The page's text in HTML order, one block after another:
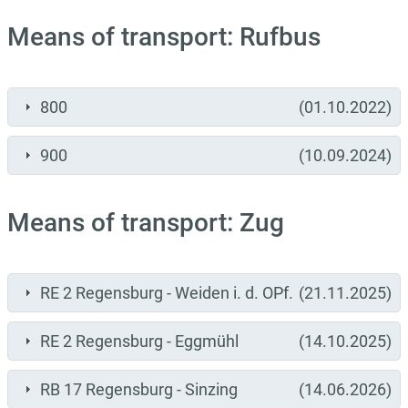
Means of transport: Rufbus
800 (01.10.2022)
900 (10.09.2024)
Means of transport: Zug
RE 2 Regensburg - Weiden i. d. OPf. (21.11.2025)
RE 2 Regensburg - Eggmühl (14.10.2025)
RB 17 Regensburg - Sinzing (14.06.2026)